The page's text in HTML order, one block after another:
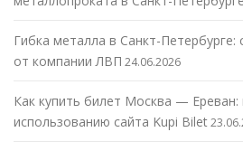
Гибка металла в Санкт-
от компании ЛВП 24.06.2026
Как купить билет Москва — Ереван:
использованию сайта Kupi Bilet